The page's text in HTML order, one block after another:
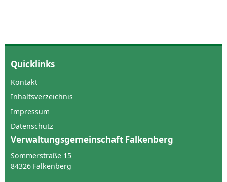
Quicklinks
Kontakt
Inhaltsverzeichnis
Impressum
Datenschutz
Verwaltungsgemeinschaft Falkenberg
Sommerstraße 15
84326 Falkenberg